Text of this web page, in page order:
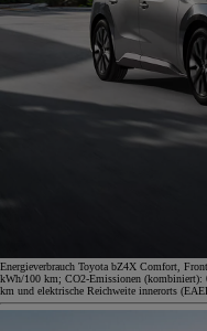
Energieverbrauch Toyota bZ4X Comfort,
kWh/100 km; CO2-Emissionen (kombiniert):
km und elektrische Reichweite innerorts